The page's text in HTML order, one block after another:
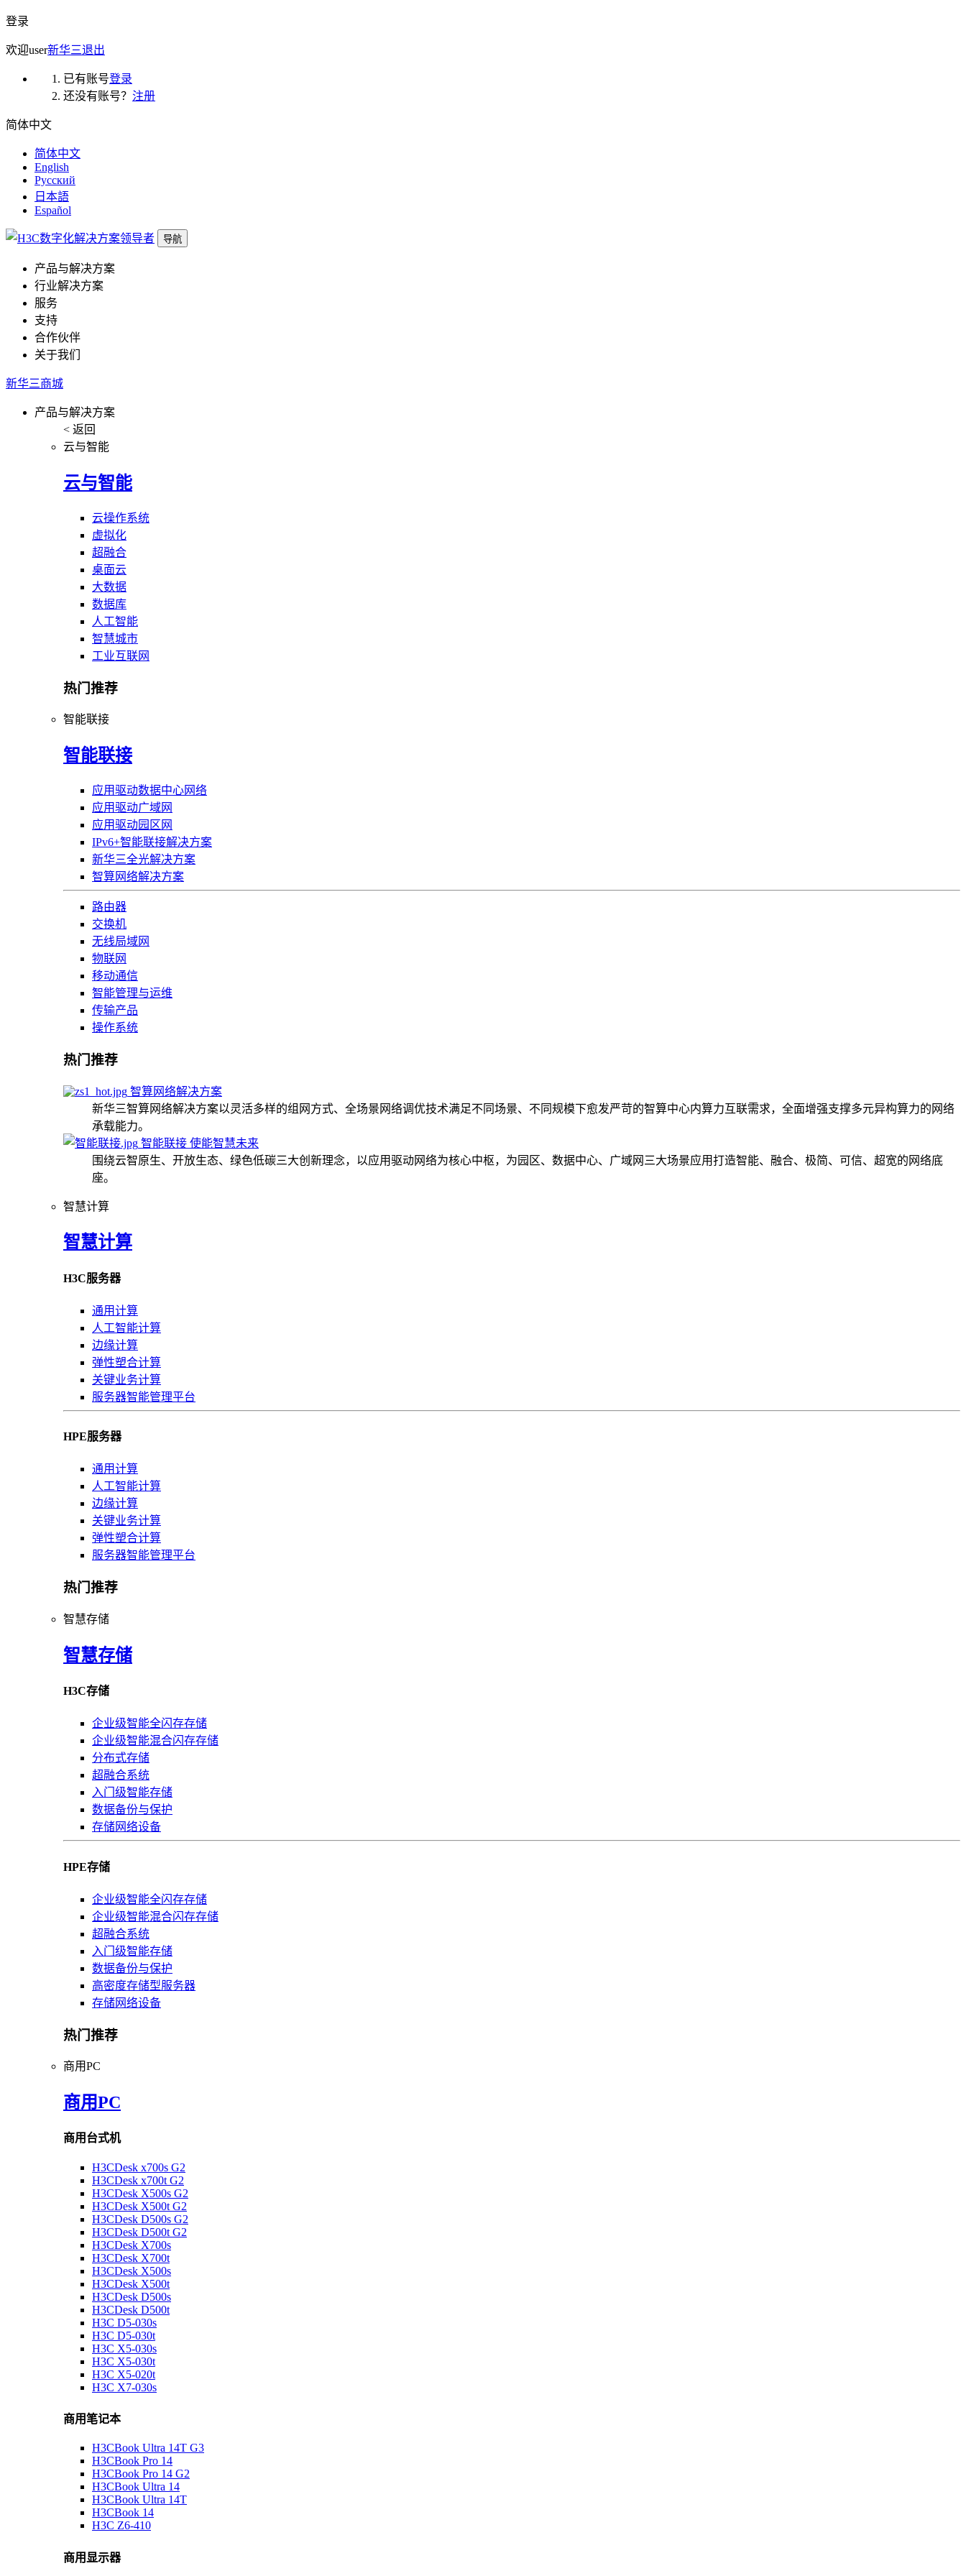
登录
欢迎user新华三退出
已有账号登录
还没有账号？ 注册
简体中文
简体中文
English
Русский
日本語
Español
导航
产品与解决方案
行业解决方案
服务
支持
合作伙伴
关于我们
新华三商城
产品与解决方案
< 返回
云与智能
云与智能
云操作系统
虚拟化
超融合
桌面云
大数据
数据库
人工智能
智慧城市
工业互联网
热门推荐
智能联接
智能联接
应用驱动数据中心网络
应用驱动广域网
应用驱动园区网
IPv6+智能联接解决方案
新华三全光解决方案
智算网络解决方案
路由器
交换机
无线局域网
物联网
移动通信
智能管理与运维
传输产品
操作系统
热门推荐
智算网络解决方案
新华三智算网络解决方案以灵活多样的组网方式、全场景网络调优技术满足不同场景、不同规模下愈发严苛的智算中心内算力互联需求，全面增强支撑多元异构算力的网络
承载能力。
智能联接 使能智慧未来
围绕云智原生、开放生态、绿色低碳三大创新理念，以应用驱动网络为核心中枢，为园区、数据中心、广域网三大场景应用打造智能、融合、极简、可信、超宽的网络底
座。
智慧计算
智慧计算
H3C服务器
通用计算
人工智能计算
边缘计算
弹性塑合计算
关键业务计算
服务器智能管理平台
HPE服务器
通用计算
人工智能计算
边缘计算
关键业务计算
弹性塑合计算
服务器智能管理平台
热门推荐
智慧存储
智慧存储
H3C存储
企业级智能全闪存存储
企业级智能混合闪存存储
分布式存储
超融合系统
入门级智能存储
数据备份与保护
存储网络设备
HPE存储
企业级智能全闪存存储
企业级智能混合闪存存储
超融合系统
入门级智能存储
数据备份与保护
高密度存储型服务器
存储网络设备
热门推荐
商用PC
商用PC
商用台式机
H3CDesk x700s G2
H3CDesk x700t G2
H3CDesk X500s G2
H3CDesk X500t G2
H3CDesk D500s G2
H3CDesk D500t G2
H3CDesk X700s
H3CDesk X700t
H3CDesk X500s
H3CDesk X500t
H3CDesk D500s
H3CDesk D500t
H3C D5-030s
H3C D5-030t
H3C X5-030s
H3C X5-030t
H3C X5-020t
H3C X7-030s
商用笔记本
H3CBook Ultra 14T G3
H3CBook Pro 14
H3CBook Pro 14 G2
H3CBook Ultra 14
H3CBook Ultra 14T
H3CBook 14
H3C Z6-410
商用显示器